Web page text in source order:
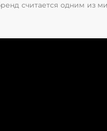
считается одним из